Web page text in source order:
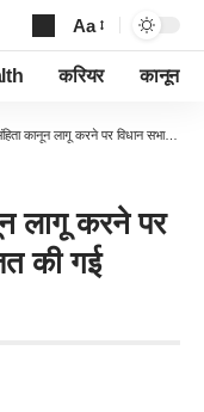
Font
Resizer
Aa
करियर कानून
करने पर विधान सभा मंगलोर में आयोजित की गई धन्यवाद रैली
लागू करने पर
की गई